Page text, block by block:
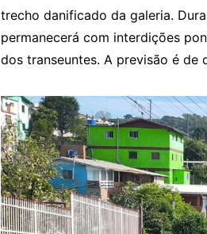
trecho danificado da galeria.
permanecerá com interdições
dos transeuntes. A previsão é de